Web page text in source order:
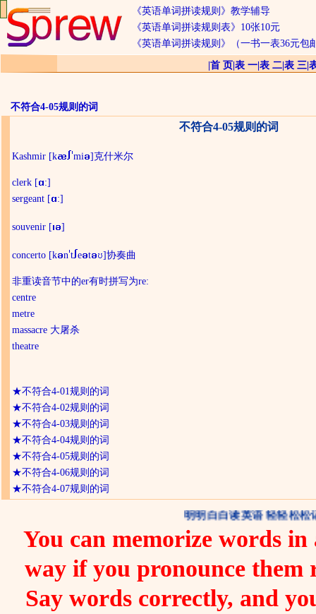
《英语单词拼读规则》教学辅导
《英语单词拼读规则表》10张10元
《英语单词拼读规则》（一书一表36元包
首 页| 表 一| 表 二| 表 三|
不符合4-05规则的词
不符合4-05规则的词
Kashmir [k mi ]克什米尔
clerk [
:]
sergeant [
:]
souvenir [ ]
concerto [k n t e t ]协奏曲
非重读音节中的er有时拼写为re:
centre
metre
massacre 大屠杀
theatre
★不符合4-01规则的词
★不符合4-02规则的词
★不符合4-03规则的词
★不符合4-04规则的词
★不符合4-05规则的词
★不符合4-06规则的词
★不符合4-07规则的词
明明白白读英语 轻轻松松
You can memorize words in
way if you pronounce them
Say words correctly, and